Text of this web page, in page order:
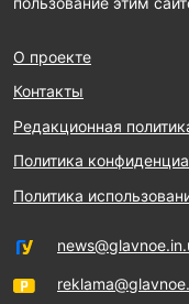
О проекте
Контакты
Редакционная
Политика
Политика